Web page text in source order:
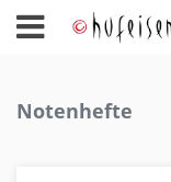
Notenhefte